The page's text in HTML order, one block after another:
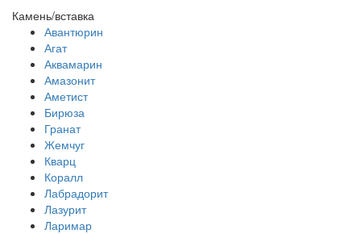
Камень/вставка
Авантюрин
Агат
Аквамарин
Амазонит
Аметист
Бирюза
Гранат
Жемчуг
Кварц
Коралл
Лабрадорит
Лазурит
Ларимар